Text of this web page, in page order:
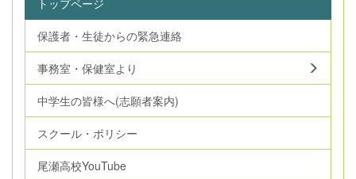
保護者・生徒からの緊急連絡
事務室・保健室より
中学生の皆様へ(志願者案内)
スクール・ポリシー
尾瀬高校YouTube